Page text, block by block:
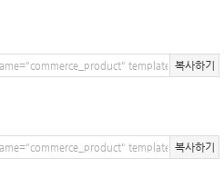
복사하기
복사하기